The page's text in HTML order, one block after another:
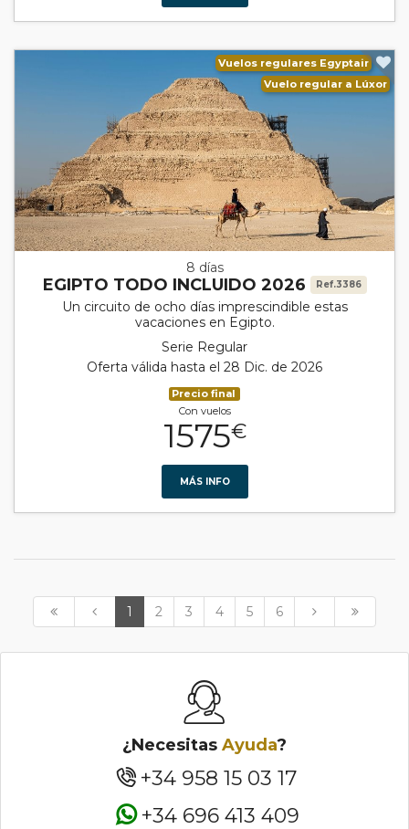
Vuelos regulares Egyptair
Vuelo regular a Lúxor
8 días
EGIPTO TODO INCLUIDO 2026 Ref.3386
Un circuito de ocho días imprescindible estas
vacaciones en Egipto.
Serie Regular
Oferta válida hasta el 28 Dic. de 2026
Precio final
Con vuelos
1575€
MÁS INFO
1 2 3 4 5 6
¿Necesitas Ayuda?
+34 958 15 03 17
+34 696 413 409